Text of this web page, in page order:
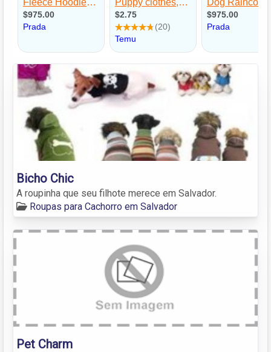
Bicho Chic
A roupinha que seu filhote merece em Salvador.
Roupas para Cachorro em Salvador
Pet Charm